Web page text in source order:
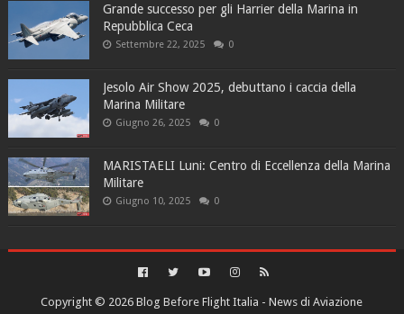
Grande successo per gli Harrier della Marina in
Repubblica Ceca
Settembre 22, 2025 0
Jesolo Air Show 2025, debuttano i caccia della
Marina Militare
Giugno 26, 2025 0
MARISTAELI Luni: Centro di Eccellenza della Marina
Militare
Giugno 10, 2025 0
Copyright © 2026Blog Before Flight Italia - News di Aviazione